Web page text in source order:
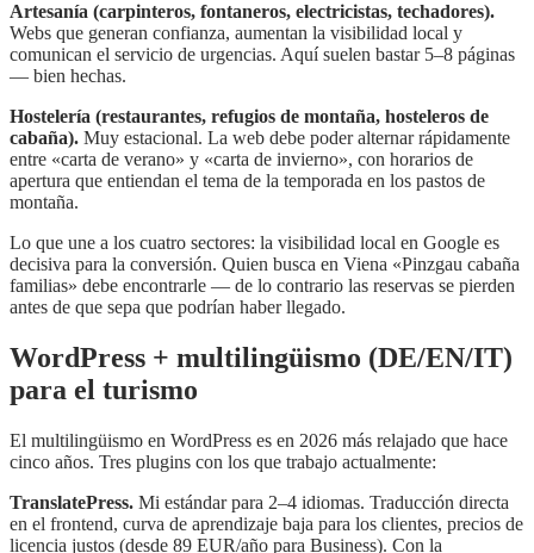
Artesanía (carpinteros, fontaneros, electricistas, techadores).
Webs que generan confianza, aumentan la visibilidad local y
comunican el servicio de urgencias. Aquí suelen bastar 5–8 páginas
— bien hechas.
Hostelería (restaurantes, refugios de montaña, hosteleros de
cabaña). Muy estacional. La web debe poder alternar rápidamente
entre «carta de verano» y «carta de invierno», con horarios de
apertura que entiendan el tema de la temporada en los pastos de
montaña.
Lo que une a los cuatro sectores: la visibilidad local en Google es
decisiva para la conversión. Quien busca en Viena «Pinzgau cabaña
familias» debe encontrarle — de lo contrario las reservas se pierden
antes de que sepa que podrían haber llegado.
WordPress + multilingüismo (DE/EN/IT)
para el turismo
El multilingüismo en WordPress es en 2026 más relajado que hace
cinco años. Tres plugins con los que trabajo actualmente:
TranslatePress. Mi estándar para 2–4 idiomas. Traducción directa
en el frontend, curva de aprendizaje baja para los clientes, precios de
licencia justos (desde 89 EUR/año para Business). Con la